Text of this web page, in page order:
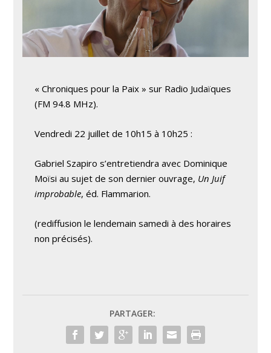
« Chroniques pour la Paix » sur Radio Judaïques
(FM 94.8 MHz).
Vendredi 22 juillet de 10h15 à 10h25 :
Gabriel Szapiro s’entretiendra avec Dominique
Moïsi au sujet de son dernier ouvrage, Un Juif
improbable, éd. Flammarion.
(rediffusion le lendemain samedi à des horaires
non précisés).
PARTAGER: